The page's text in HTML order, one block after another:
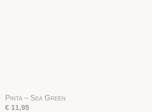
Pinta – Sea Green
€ 11,95